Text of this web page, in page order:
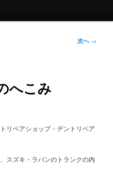
次へ→
へこみ
リペアショップ・デントリペア
スズキ・ラパンのトランクの内